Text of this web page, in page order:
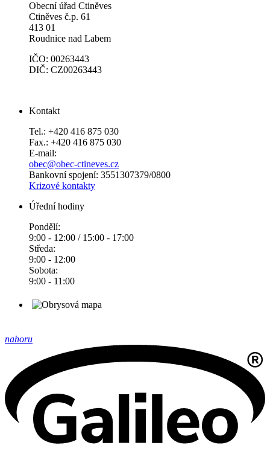
Obecní úřad Ctiněves
Ctiněves č.p. 61
413 01
Roudnice nad Labem
IČO: 00263443
DIČ: CZ00263443
Kontakt
Tel.: +420 416 875 030
Fax.: +420 416 875 030
E-mail:
obec@obec-ctineves.cz
Bankovní spojení: 3551307379/0800
Krizové kontakty
Úřední hodiny
Pondělí:
9:00 - 12:00 / 15:00 - 17:00
Středa:
9:00 - 12:00
Sobota:
9:00 - 11:00
nahoru